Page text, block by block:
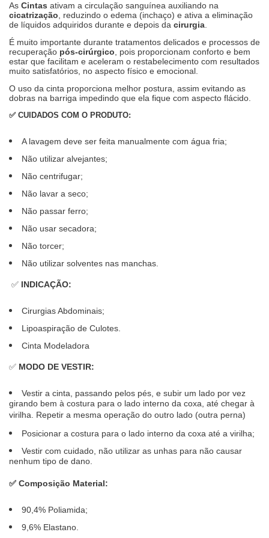
As Cintas ativam a circulação sanguínea auxiliando na
cicatrização , reduzindo o edema (inchaço) e ativa a eliminação
de líquidos adquiridos durante e depois da cirurgia
É muito importante durante tratamentos delicados e processos de
recuperação pós-cirúrgico , pois proporcionam conforto e bem
estar que facilitam e aceleram o restabelecimento com resultados
muito satisfatórios, no aspecto físico e emocional.
O uso da cinta proporciona melhor postura, assim evitando as
dobras na barriga impedindo que ela fique com aspecto flácido.
✅ CUIDADOS COM O PRODUTO:
A lavagem deve ser feita manualmente com água fria;
Não utilizar alvejantes;
Não centrifugar;
Não lavar a seco;
Não passar ferro;
Não usar secadora;
Não torcer;
Não utilizar solventes nas manchas.
✅ INDICAÇÃO:
Cirurgias Abdominais;
Lipoaspiração de Culotes.
Cinta Modeladora
✅ MODO DE VESTIR:
Vestir a cinta, passando pelos pés, e subir um lado por vez
girando bem à costura para o lado interno da coxa, até chegar à
virilha. Repetir a mesma operação do outro lado (outra perna)
Posicionar a costura para o lado interno da coxa até a virilha;
Vestir com cuidado, não utilizar as unhas para não causar
nenhum tipo de dano.
✅ Composição Material:
90,4% Poliamida;
9,6% Elastano.